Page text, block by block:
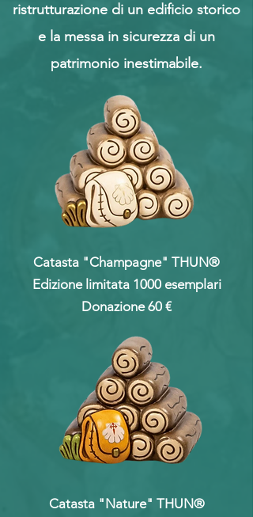
ristrutturazione di un edificio storico
e la messa in sicurezza di un
patrimonio inestimabile.
Catasta "Champagne" THUN®
Edizione limitata 1000 esemplari
Donazione 60 €
Catasta "Nature" THUN®